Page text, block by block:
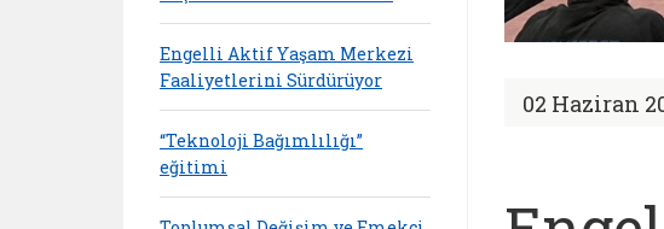
02 Haziran
Engelli Aktif Yaşam Merkezi
Faaliyetlerini Sürdürüyor
“Teknoloji Bağımlılığı”
eğitimi